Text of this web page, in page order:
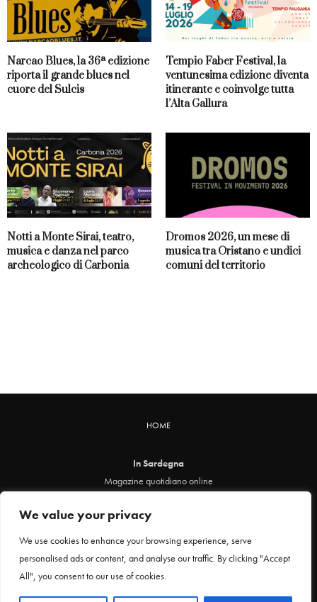
We value your privacy
We use cookies to enhance your browsing experience, serve
personalised ads or content, and analyse our traffic. By clicking "Accept
All", you consent to our use of cookies.
Narcao Blues, la 36ª edizione
riporta il grande blues nel
cuore del Sulcis
Tempio Faber Festival, la
ventunesima edizione diventa
itinerante e coinvolge tutta
l’Alta Gallura
Notti a Monte Sirai, teatro,
musica e danza nel parco
archeologico di Carbonia
Dromos 2026, un mese di
musica tra Oristano e undici
comuni del territorio
HOME
In Sardegna
Magazine quotidiano online
Direttore responsabile ed editore: Claudia Marin
Piazza Santa Chiara, 49 - 00186 - Roma
P.IVA 12912621005
Testata online registrata al Tribunale di Roma al n. 29 del 24 febbraio 2021